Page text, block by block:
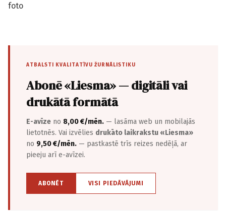
foto
ATBALSTI KVALITATĪVU ŽURNĀLISTIKU
Abonē «Liesma» — digitāli vai
drukātā formātā
E-avīze no 8,00 €/mēn. — lasāma web un mobilajās
lietotnēs. Vai izvēlies drukāto laikrakstu «Liesma»
no 9,50 €/mēn. — pastkastē trīs reizes nedēļā, ar
pieeju arī e-avīzei.
ABONĒT VISI PIEDĀVĀJUMI